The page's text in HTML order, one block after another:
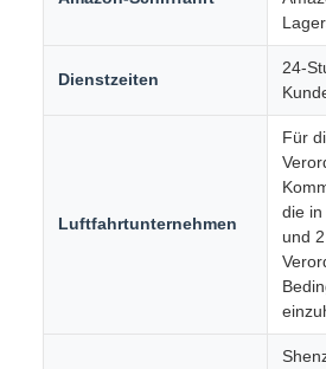
Dienstzeiten
24-
Luftfahrtunternehmen
Für
die in
und